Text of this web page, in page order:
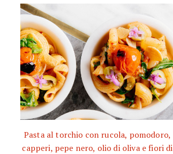
Pasta al torchio con rucola, pomodoro,
capperi, pepe nero, olio di oliva e fiori di